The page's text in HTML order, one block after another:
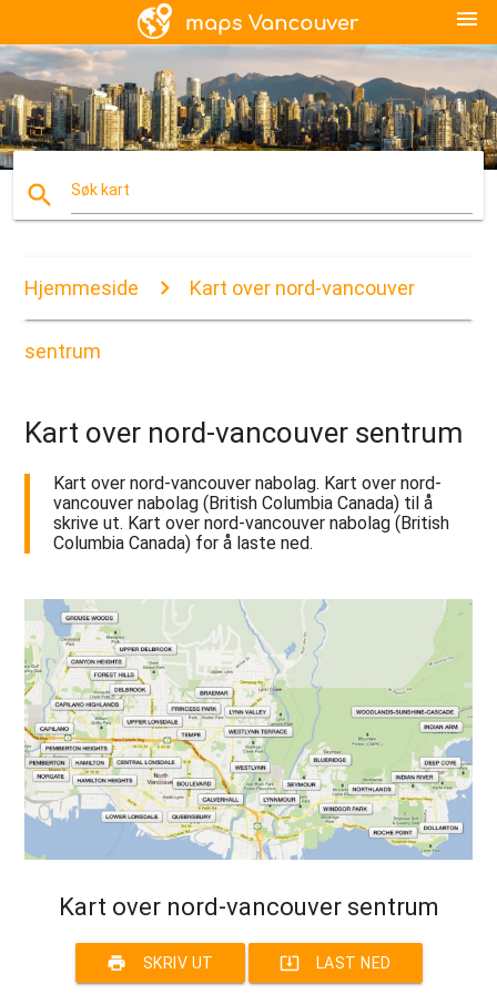
menu
search Søk kart
Hjemmeside Kart over nord-vancouver
sentrum
Kart over nord-vancouver sentrum
Kart over nord-vancouver nabolag. Kart over nord-
vancouver nabolag (British Columbia Canada) til å
skrive ut. Kart over nord-vancouver nabolag (British
Columbia Canada) for å laste ned.
Kart over nord-vancouver sentrum
print SKRIV UT system_update_alt LAST NED